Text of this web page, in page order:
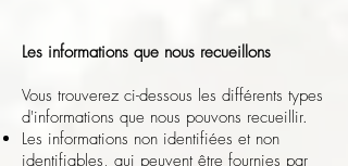
Les informations que nous recueillons
Vous trouverez ci-dessous les différents types
d'informations que nous pouvons recueillir.
Les informations non identifiées et non
identifiables, qui peuvent être fournies par